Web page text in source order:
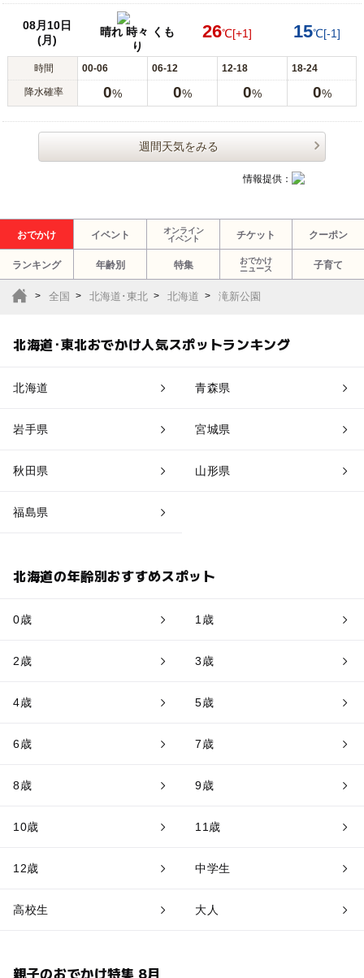
08月10日
(月)
晴れ 時々 くも
り
26℃[+1] 15℃[-1]
時間 00-06 06-12 12-18 18-24
降水確率 0% 0% 0% 0%
週間天気をみる
情報提供：
おでかけ イベント
オンライン
イベント
チケット クーポン
ランキング 年齢別 特集
おでかけ
ニュース
子育て
全国 北海道･東北 北海道 滝新公園
北海道･東北おでかけ人気スポットランキング
北海道 青森県
岩手県 宮城県
秋田県 山形県
福島県
北海道の年齢別おすすめスポット
0歳 1歳
2歳 3歳
4歳 5歳
6歳 7歳
8歳 9歳
10歳 11歳
12歳 中学生
高校生 大人
親子のおでかけ特集 8月